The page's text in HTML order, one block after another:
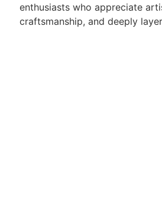
enthusiasts who appreciate
craftsmanship, and deeply